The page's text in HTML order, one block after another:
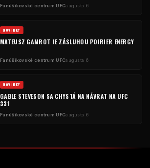
Fanúšikovské centrum UFCaugusta 6
NOVINKY
MATEUSZ GAMROT JE ZÁSLUHOU POIRIER ENERGY
Fanúšikovské centrum UFCaugusta 6
NOVINKY
GABLE STEVESON SA CHYSTÁ NA NÁVRAT NA UFC
331
Fanúšikovské centrum UFCaugusta 6